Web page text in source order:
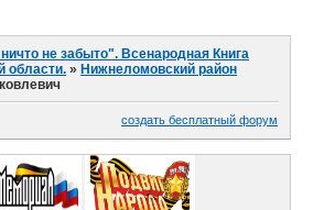
не забыто". Всенародная Книга
области. » Нижнеломовский район
создать бесплатный форум